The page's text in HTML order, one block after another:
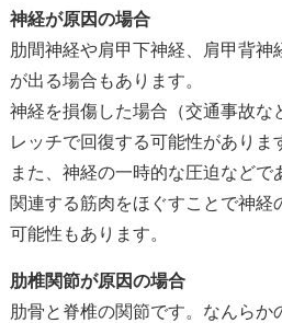
神経が原因の場合
肋間神経や肩甲下神経、肩甲背神
が出る場合もあります。
神経を損傷した場合（交通事故な
レッチで回復する可能性がありま
また、神経の一時的な圧迫などで
関連する筋肉をほぐすことで神経
可能性もあります。
肋椎関節が原因の場合
肋骨と脊椎の関節です。なんらか